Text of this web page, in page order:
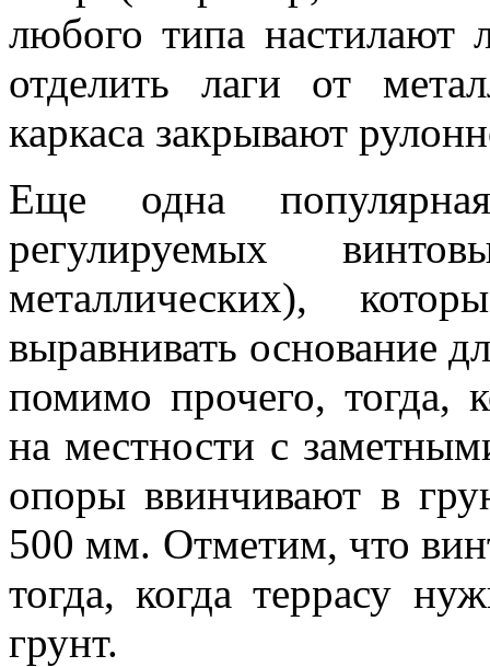
любого типа
отделить лаги от
каркаса закрывают
Еще одна
регулируемых
металлических),
выравнивать основание
помимо прочего, тогда,
на местности с
опоры ввинчивают в
500 мм. Отметим, что
тогда, когда террасу
грунт.